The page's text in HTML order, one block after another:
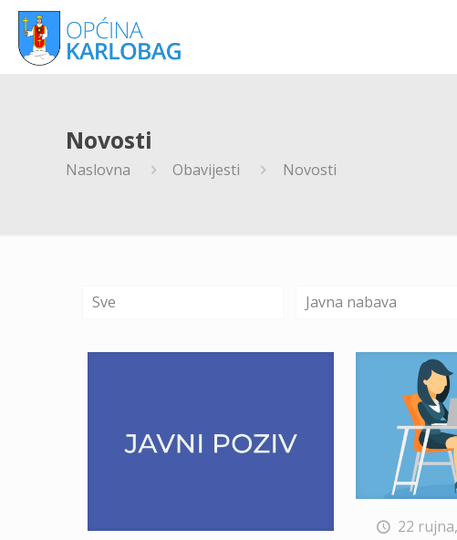
Novosti
Naslovna Obavijesti Novosti
Sve Javna nabava
22